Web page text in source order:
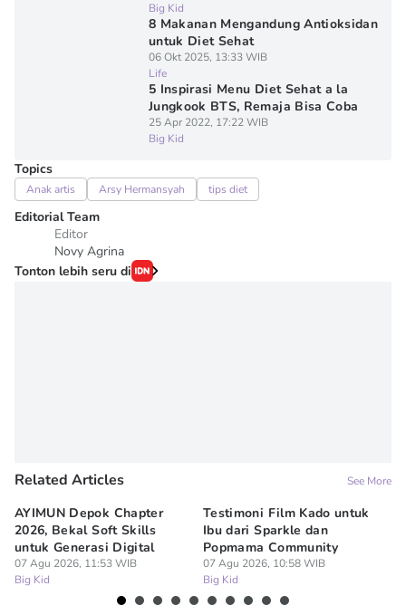
Big Kid
8 Makanan Mengandung Antioksidan
untuk Diet Sehat
06 Okt 2025, 13:33 WIB
Life
5 Inspirasi Menu Diet Sehat a la
Jungkook BTS, Remaja Bisa Coba
25 Apr 2022, 17:22 WIB
Big Kid
Topics
Anak artis Arsy Hermansyah tips diet
Editorial Team
Editor
Novy Agrina
Tonton lebih seru di
Related Articles See More
AYIMUN Depok Chapter
2026, Bekal Soft Skills
untuk Generasi Digital
07 Agu 2026, 11:53 WIB
Big Kid
Testimoni Film Kado untuk
Ibu dari Sparkle dan
Popmama Community
07 Agu 2026, 10:58 WIB
Big Kid